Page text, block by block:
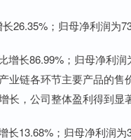
；归母净利润为
长86.99%；归母净利润
链各环节主要产品的售
，公司整体盈利得到显
13.68%；归母净利润